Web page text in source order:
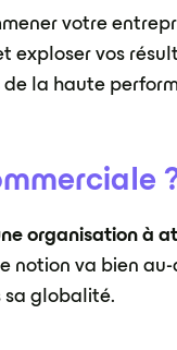
votre
exploser vos
de la haute
organisation à
notion va bien
sa globalité.